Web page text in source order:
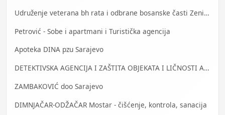
Udruženje veterana bh rata i odbrane bosanske časti Zenica
Petrović - Sobe i apartmani i Turistička agencija
Apoteka DINA pzu Sarajevo
DETEKTIVSKA AGENCIJA I ZAŠTITA OBJEKATA I LIČNOSTI ALFA DM Travnik
ZAMBAKOVIĆ doo Sarajevo
DIMNJAČAR-ODŽAČAR Mostar - čišćenje, kontrola, sanacija